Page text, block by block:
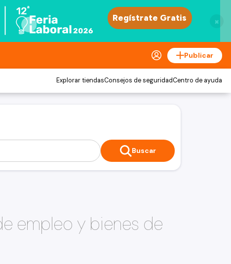
×
Publicar
Explorar tiendasConsejos de seguridadCentro de ayuda
Buscar
empleo y bienes de